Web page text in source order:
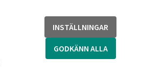
INSTÄLLNINGAR
GODKÄNN ALLA